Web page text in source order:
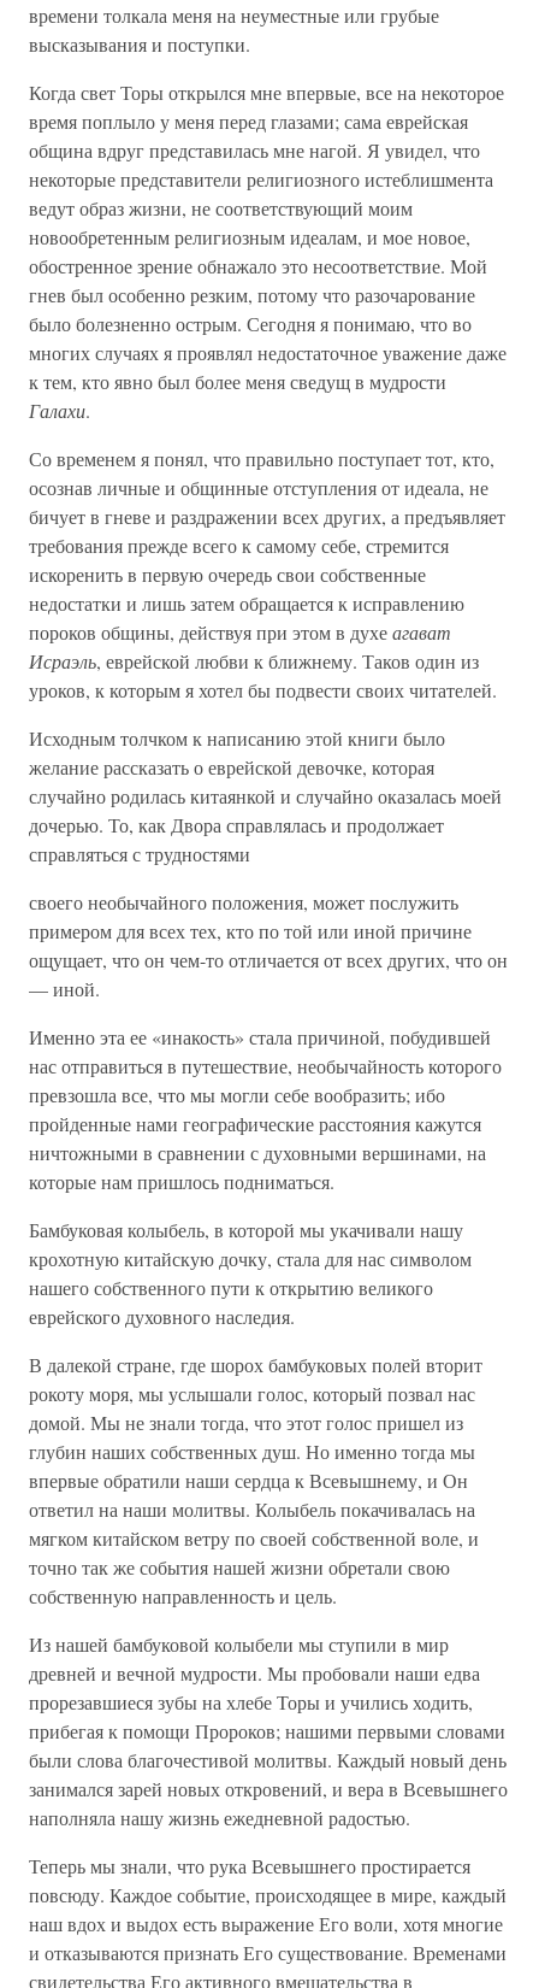
времени толкала меня на неуместные или грубые
высказывания и поступки.
Когда свет Торы открылся мне впервые, все на некоторое
время поплыло у меня перед глазами; сама еврейская
община вдруг представилась мне нагой. Я увидел, что
некоторые представители религиозного истеблишмента
ведут образ жизни, не соответствующий моим
новообретенным религиозным идеалам, и мое новое,
обостренное зрение обнажало это несоответствие. Мой
гнев был особенно резким, потому что разочарование
было болезненно острым. Сегодня я понимаю, что во
многих случаях я проявлял недостаточное уважение даже
к тем, кто явно был более меня сведущ в мудрости
Галахи.
Со временем я понял, что правильно поступает тот, кто,
осознав личные и общинные отступления от идеала, не
бичует в гневе и раздражении всех других, а предъявляет
требования прежде всего к самому себе, стремится
искоренить в первую очередь свои собственные
недостатки и лишь затем обращается к исправлению
пороков общины, действуя при этом в духеагават
Исраэль, еврейской любви к ближнему. Таков один из
уроков, к которым я хотел бы подвести своих читателей.
Исходным толчком к написанию этой книги было
желание рассказать о еврейской девочке, которая
случайно родилась китаянкой и случайно оказалась моей
дочерью. То, как Двора справлялась и продолжает
справляться с трудностями
своего необычайного положения, может послужить
примером для всех тех, кто по той или иной причине
ощущает, что он чем-то отличается от всех других, что он
— иной.
Именно эта ее «инакость» стала причиной, побудившей
нас отправиться в путешествие, необычайность которого
превзошла все, что мы могли себе вообразить; ибо
пройденные нами географические расстояния кажутся
ничтожными в сравнении с духовными вершинами, на
которые нам пришлось подниматься.
Бамбуковая колыбель, в которой мы укачивали нашу
крохотную китайскую дочку, стала для нас символом
нашего собственного пути к открытию великого
еврейского духовного наследия.
В далекой стране, где шорох бамбуковых полей вторит
рокоту моря, мы услышали голос, который позвал нас
домой. Мы не знали тогда, что этот голос пришел из
глубин наших собственных душ. Но именно тогда мы
впервые обратили наши сердца к Всевышнему, и Он
ответил на наши молитвы. Колыбель покачивалась на
мягком китайском ветру по своей собственной воле, и
точно так же события нашей жизни обретали свою
собственную направленность и цель.
Из нашей бамбуковой колыбели мы ступили в мир
древней и вечной мудрости. Мы пробовали наши едва
прорезавшиеся зубы на хлебе Торы и учились ходить,
прибегая к помощи Пророков; нашими первыми словами
были слова благочестивой молитвы. Каждый новый день
занимался зарей новых откровений, и вера в Всевышнего
наполняла нашу жизнь ежедневной радостью.
Теперь мы знали, что рука Всевышнего простирается
повсюду. Каждое событие, происходящее в мире, каждый
наш вдох и выдох есть выражение Его воли, хотя многие
и отказываются признать Его существование. Временами
свидетельства Его активного вмешательства в